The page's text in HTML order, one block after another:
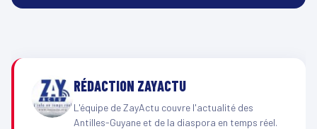
RÉDACTION ZAYACTU
L'équipe de ZayActu couvre l'actualité des
Antilles-Guyane et de la diaspora en temps réel.